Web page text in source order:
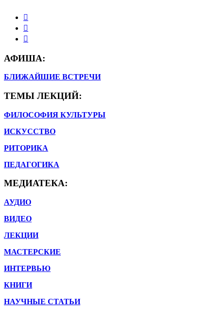
АФИША:
БЛИЖАЙШИЕ ВСТРЕЧИ
ТЕМЫ ЛЕКЦИЙ:
ФИЛОСОФИЯ КУЛЬТУРЫ
ИСКУССТВО
РИТОРИКА
ПЕДАГОГИКА
МЕДИАТЕКА:
АУДИО
ВИДЕО
ЛЕКЦИИ
МАСТЕРСКИЕ
ИНТЕРВЬЮ
КНИГИ
НАУЧНЫЕ СТАТЬИ